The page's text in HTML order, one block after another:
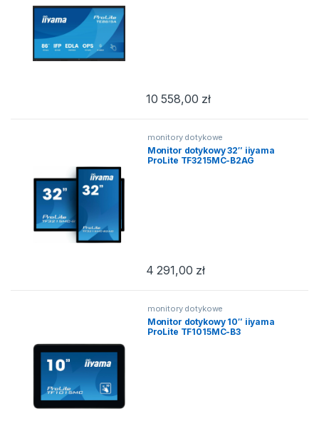
10 558,00 zł
monitory dotykowe
Monitor dotykowy 32″ iiyama
ProLite TF3215MC-B2AG
4 291,00 zł
monitory dotykowe
Monitor dotykowy 10″ iiyama
ProLite TF1015MC-B3